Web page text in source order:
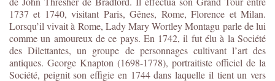
1737 et 1740, visitant Paris, Gênes, Rome, Florence et Milan.
Lorsqu’il vivait à Rome, Lady Mary Wortley Montagu parle de lui
comme un amoureux de ce pays. En 1742, il fut élu à la Société
des Dilettantes, un groupe de personnages cultivant l’art des
antiques. George Knapton (1698-1778), portraitiste officiel de la
Société, peignit son effigie en 1744 dans laquelle il tient un vers